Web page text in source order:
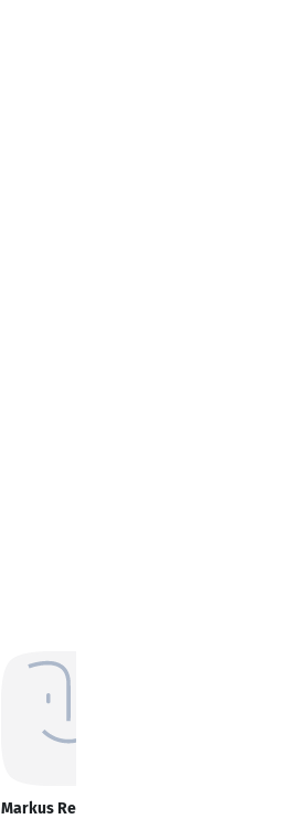
Markus Reiners